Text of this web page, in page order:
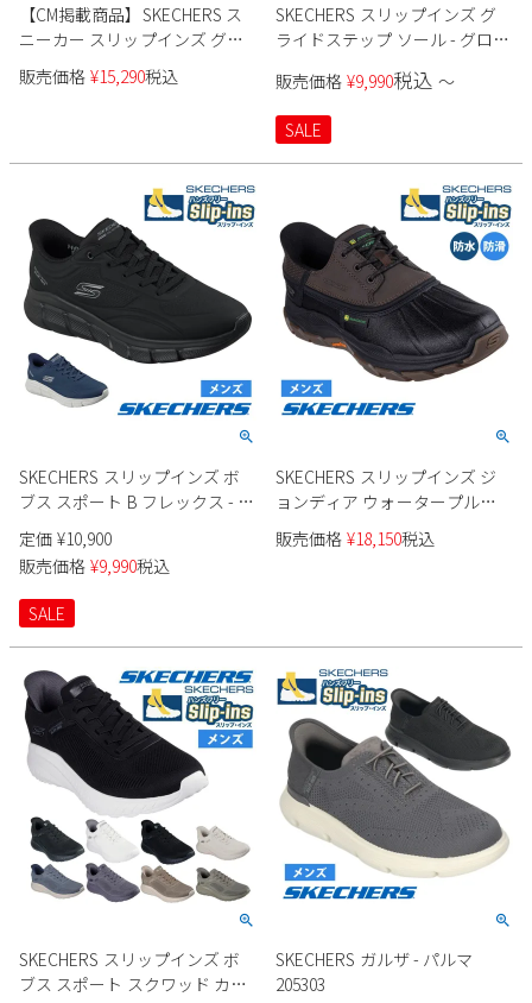
13
14 15 17 18
19
27
28
新規会員登録
会社概要
プライバシーポリシー
特定商取引法に基づく表示
お問い合わせ
【CM掲載商品】SKECHERS ス
ニーカー スリップインズ グラ
イドステップ プロ 232930 メン
ズ
販売価格 ¥15,290税込
SKECHERS スリップインズ グ
ライドステップ ソール - グロー
販売価格 ¥9,990税込 〜
SALE
SKECHERS スリップインズ ボ
ブス スポート B フレックス - ス
ムース エッジ 118116 メンズ
定価 ¥10,900
販売価格 ¥9,990税込
SALE
SKECHERS スリップインズ ジ
ョンディア ウォータープルー
フ リスペクテッド 256002 メン
ズ
販売価格 ¥18,150税込
SKECHERS スリップインズ ボ
ブス スポート スクワッド カオ
SKECHERS ガルザ - パルマ
205303